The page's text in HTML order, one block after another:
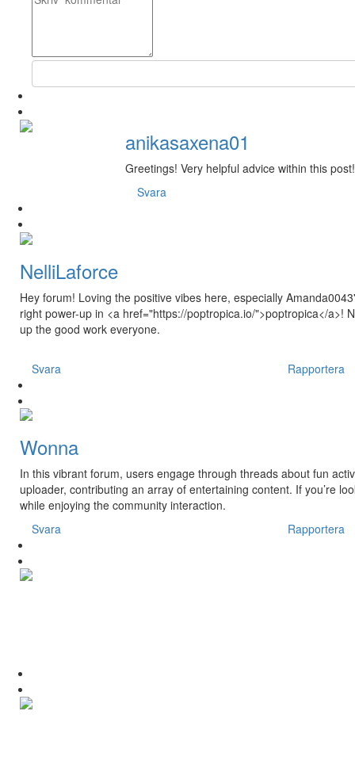
anikasaxena01
Greetings! Very helpful advice within this
Svara
NelliLaforce
Hey forum! Loving the positive vibes here, especially
right power-up in <a href="https://poptropica.io/">poptropica</
up the good work everyone.
Svara Rapportera
Wonna
In this vibrant forum, users engage through threads about fun
uploader, contributing an array of entertaining content. If you’re
while enjoying the community interaction.
Svara
Rapportera